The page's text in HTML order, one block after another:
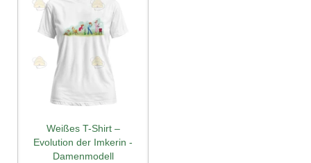
Weißes T-Shirt –
Evolution der Imkerin -
Damenmodell